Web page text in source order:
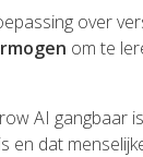
over
om te
AI gangbaar
en dat